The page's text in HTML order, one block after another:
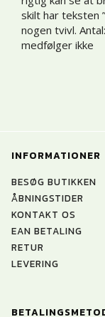
skilt har teksten
nogen tvivl.
medfølger ikke
INFORMATIONER
BESØG BUTIKKEN
ÅBNINGSTIDER
KONTAKT OS
EAN BETALING
RETUR
LEVERING